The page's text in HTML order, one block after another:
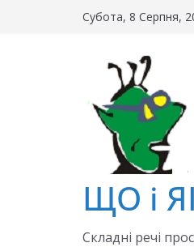
Субота, 8 Серпня,
ЩО і
Складні речі